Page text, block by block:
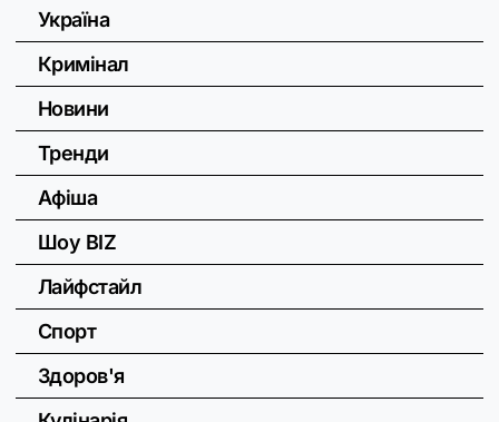
Україна
Кримінал
Новини
Тренди
Афіша
Шоу BIZ
Лайфстайл
Спорт
Здоров'я